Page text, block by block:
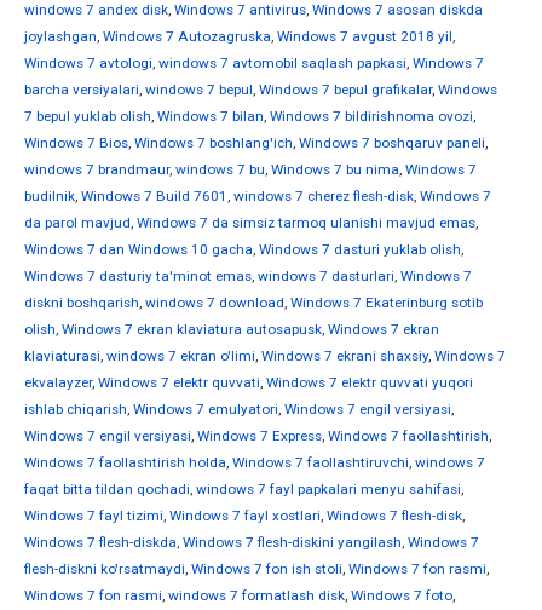
windows 7 andex disk, Windows 7 antivirus, Windows 7 asosan diskda
joylashgan, Windows 7 Autozagruska, Windows 7 avgust 2018 yil,
Windows 7 avtologi, windows 7 avtomobil saqlash papkasi, Windows 7
barcha versiyalari, windows 7 bepul, Windows 7 bepul grafikalar, Windows
7 bepul yuklab olish, Windows 7 bilan, Windows 7 bildirishnoma ovozi,
Windows 7 Bios, Windows 7 boshlang'ich, Windows 7 boshqaruv paneli,
windows 7 brandmaur, windows 7 bu, Windows 7 bu nima, Windows 7
budilnik, Windows 7 Build 7601 , windows 7 cherez flesh-disk, Windows 7
da parol mavjud, Windows 7 da simsiz tarmoq ulanishi mavjud emas,
Windows 7 dan Windows 10 gacha, Windows 7 dasturi yuklab olish,
Windows 7 dasturiy ta'minot emas, windows 7 dasturlari, Windows 7
diskni boshqarish, windows 7 download, Windows 7 Ekaterinburg sotib
olish, Windows 7 ekran klaviatura autosapusk, Windows 7 ekran
klaviaturasi, windows 7 ekran o'limi, Windows 7 ekrani shaxsiy, Windows 7
ekvalayzer, Windows 7 elektr quvvati, Windows 7 elektr quvvati yuqori
ishlab chiqarish, Windows 7 emulyatori, Windows 7 engil versiyasi,
Windows 7 engil versiyasi, Windows 7 Express, Windows 7 faollashtirish,
Windows 7 faollashtirish holda, Windows 7 faollashtiruvchi, windows 7
faqat bitta tildan qochadi, windows 7 fayl papkalari menyu sahifasi,
Windows 7 fayl tizimi, Windows 7 fayl xostlari, Windows 7 flesh-disk,
Windows 7 flesh-diskda, Windows 7 flesh-diskini yangilash, Windows 7
flesh-diskni ko'rsatmaydi, Windows 7 fon ish stoli, Windows 7 fon rasmi,
Windows 7 fon rasmi, windows 7 formatlash disk, Windows 7 foto,